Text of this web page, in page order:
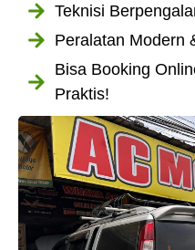
Teknisi
Peralatan Modern
Bisa Booking
Praktis!